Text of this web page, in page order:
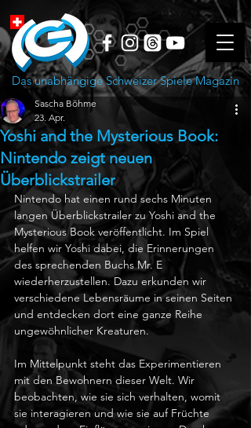
Das unabhängige Schweizer Spiele Magazin
Yoshi and the Mysterious Book:
Nintendo zeigt neuen
Überblickstrailer
Sascha Böhme
23. Apr.
Nintendo hat einen rund sechs Minuten
langen Überblickstrailer zu Yoshi and the
Mysterious Book veröffentlicht. Im Spiel
helfen wir Yoshi dabei, die Erinnerungen
des sprechenden Buchs Mr. E
wiederherzustellen. Dazu erkunden wir
verschiedene Lebensräume in seinen Seiten
und entdecken dort eine ganze Reihe
ungewöhnlicher Kreaturen.
Im Mittelpunkt steht das Experimentieren
mit den Bewohnern dieser Welt. Wir
beobachten, wie sie sich verhalten, womit
sie interagieren und wie sie auf Früchte